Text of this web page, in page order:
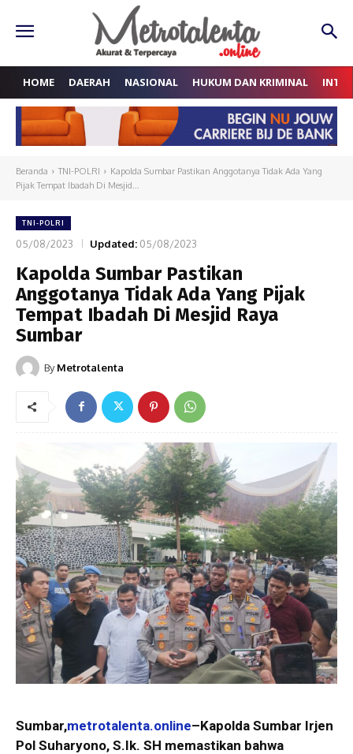
HOME DAERAH NASIONAL HUKUM DAN KRIMINAL
Beranda TNI-POLRI
Kapolda Sumbar Pastikan Anggotanya Tidak Ada Yang
Pijak Tempat Ibadah Di Mesjid...
TNI-POLRI
05/08/2023 Updated: 05/08/2023
Kapolda Sumbar Pastikan
Anggotanya Tidak Ada Yang Pijak
Tempat Ibadah Di Mesjid Raya
Sumbar
By Metrotalenta
Sumbar,metrotalenta.online–Kapolda Sumbar Irjen
Pol Suharyono, S.Ik. SH memastikan bahwa